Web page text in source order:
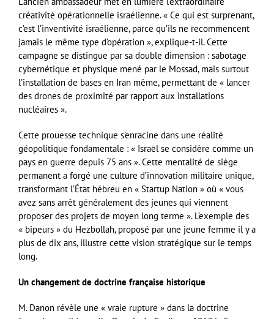
créativité opérationnelle israélienne. « Ce qui est surprenant,
c’est l’inventivité israélienne, parce qu’ils ne recommencent
jamais le même type d’opération », explique-t-il. Cette
campagne se distingue par sa double dimension : sabotage
cybernétique et physique mené par le Mossad, mais surtout
l’installation de bases en Iran même, permettant de « lancer
des drones de proximité par rapport aux installations
nucléaires ».
Cette prouesse technique s’enracine dans une réalité
géopolitique fondamentale : « Israël se considère comme un
pays en guerre depuis 75 ans ». Cette mentalité de siège
permanent a forgé une culture d’innovation militaire unique,
transformant l’État hébreu en « Startup Nation » où « vous
avez sans arrêt généralement des jeunes qui viennent
proposer des projets de moyen long terme ». L’exemple des
« bipeurs » du Hezbollah, proposé par une jeune femme il y a
plus de dix ans, illustre cette vision stratégique sur le temps
long.
Un changement de doctrine française historique
M. Danon révèle une « vraie rupture » dans la doctrine